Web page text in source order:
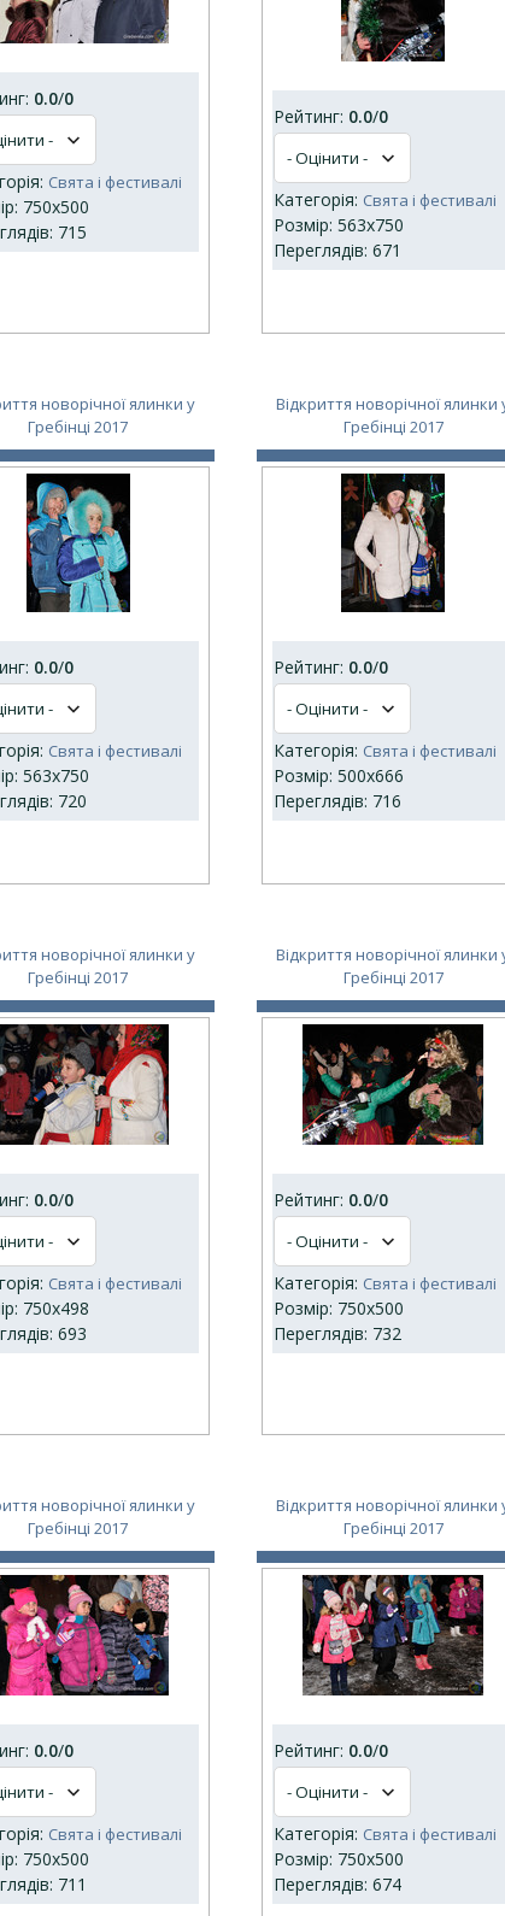
0.0/0
Свята і фестивалі
750x500
715
Рейтинг: 0.0/0
Категорія: Свята і фестивалі
Розмір: 563x750
Переглядів: 671
новорічної ялинки у
Гребінці 2017
0.0/0
Свята і фестивалі
563x750
720
Відкриття новорічної ялинки
Гребінці 2017
Рейтинг: 0.0/0
Категорія: Свята і фестивалі
Розмір: 500x666
Переглядів: 716
новорічної ялинки у
Гребінці 2017
0.0/0
Свята і фестивалі
750x498
693
Відкриття новорічної ялинки
Гребінці 2017
Рейтинг: 0.0/0
Категорія: Свята і фестивалі
Розмір: 750x500
Переглядів: 732
новорічної ялинки у
Гребінці 2017
0.0/0
Свята і фестивалі
750x500
711
Відкриття новорічної ялинки
Гребінці 2017
Рейтинг: 0.0/0
Категорія: Свята і фестивалі
Розмір: 750x500
Переглядів: 674